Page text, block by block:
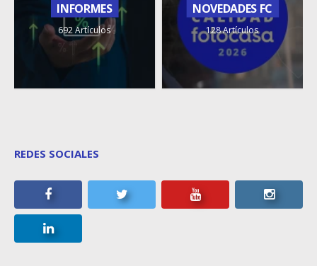
INFORMES
692 Artículos
NOVEDADES FC
128 Artículos
REDES SOCIALES